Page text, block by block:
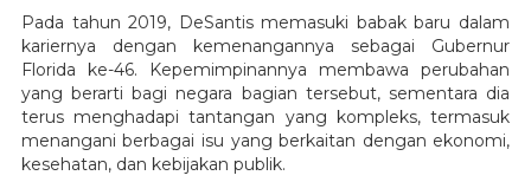
Pada tahun 2019, DeSantis memasuki babak baru dalam
kariernya dengan kemenangannya sebagai Gubernur
Florida ke-46. Kepemimpinannya membawa perubahan
yang berarti bagi negara bagian tersebut, sementara dia
terus menghadapi tantangan yang kompleks, termasuk
menangani berbagai isu yang berkaitan dengan ekonomi,
kesehatan, dan kebijakan publik.